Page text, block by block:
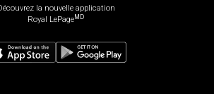
la nouvelle application
Royal LePageMD